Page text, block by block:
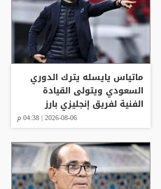
ماتياس يايسله يترك الدوري
السعودي ويتولى القيادة
الفنية لفريق إنجليزي بارز
2026-08-06 | 04:38 م